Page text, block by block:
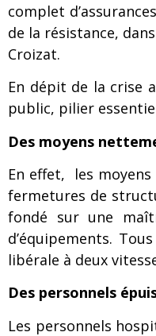
complet
de la résistance,
Croizat.
En dépit de la crise
public, pilier
Des moyens
En effet, les
fermetures de
fondé sur une
d’équipements.
libérale à deux
Des personnels
Les personnels